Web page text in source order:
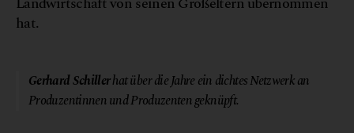
hat.
Gerhard Schillerhat über die Jahre ein dichtes Netzwerk an
Produzentinnen und Produzenten geknüpft.